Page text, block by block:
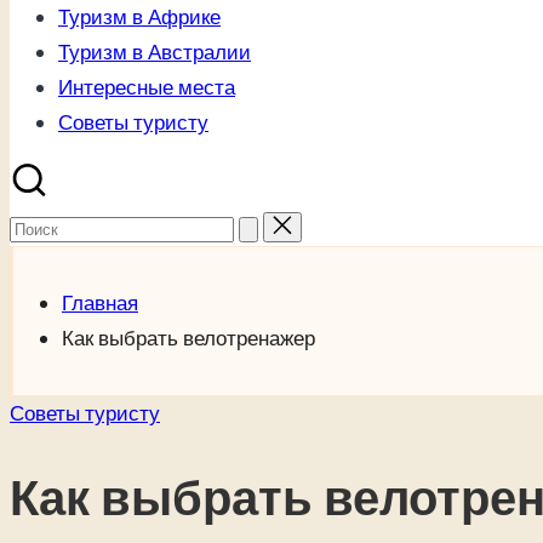
Туризм в Африке
Туризм в Австралии
Интересные места
Советы туристу
Поиск
Главная
Как выбрать велотренажер
Опубликовано
Советы туристу
Как выбрать